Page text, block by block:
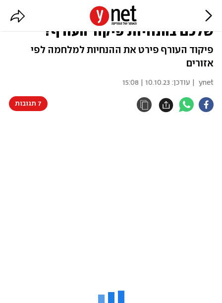
חפשו במפה: איך מוגדר היישוב
שלכם בהנחיות פיקוד העורף?
פיקוד העורף פירט את ההנחיות למלחמה לפי
אזורים
ynet | עודכן: 10.10.23 | 15:08
7 תגובות